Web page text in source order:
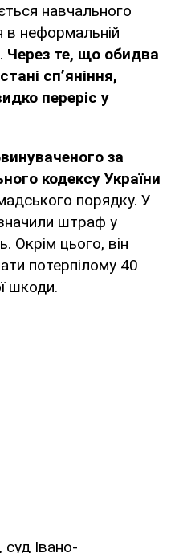
навчального
в неформальній
Через те, що обидва
сп’яніння,
переріс у
за
кодексу України
порядку. У
штраф у
Окрім цього, він
потерпілому 40
шкоди.
Івано-